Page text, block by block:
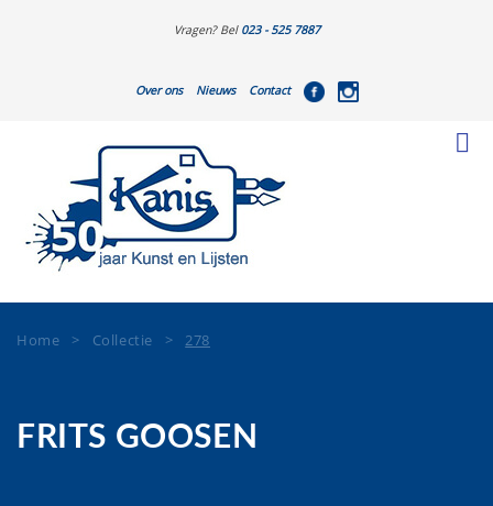
Vragen? Bel 023 - 525 7887
Over ons Nieuws Contact
Home > Collectie >278
FRITS GOOSEN